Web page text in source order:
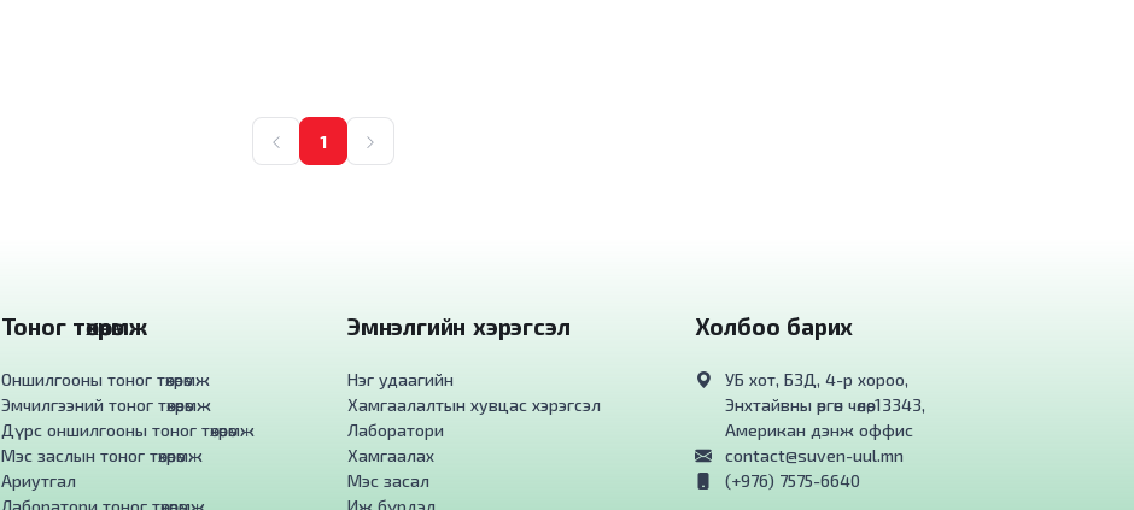
1
Тоног төхөөрөмж
Оншилгооны тоног төхөөрөмж
Эмчилгээний тоног төхөөрөмж
Дүрс оншилгооны тоног төхөөрөмж
Мэс заслын тоног төхөөрөмж
Ариутгал
Лаборатори тоног төхөөрөмж
Эмнэлгийн хэрэгсэл
Нэг удаагийн
Хамгаалалтын хувцас хэрэгсэл
Лаборатори
Хамгаалах
Мэс засал
Иж бүрдэл
Холбоо барих
УБ хот, БЗД, 4-р хороо,
Энхтайвны өргөн чөлөө, 13343,
Американ дэнж оффис
contact@suven-uul.mn
(+976) 7575-6640